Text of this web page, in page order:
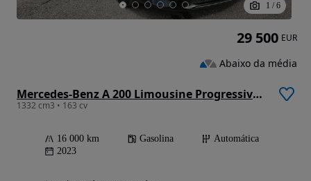
1 / 6
Mercedes-Benz A 200 Limousine Progressive Aut.
1332 cm3 • 163 cv
16 000 km Gasolina
Automática
2023
29 500 EUR
Abaixo da média